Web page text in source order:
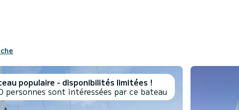
populaire - disponibilités limitées !
personnes sont intéressées par ce bateau